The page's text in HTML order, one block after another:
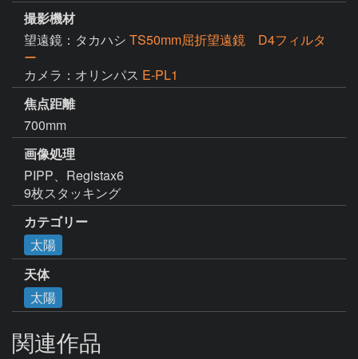
撮影機材
望遠鏡：タカハシ TS50mm屈折望遠鏡 D4フィルタ
ー
カメラ：オリンパス E-PL1
焦点距離
700mm
画像処理
PIPP、Registax6
9枚スタッキング
カテゴリー
太陽
天体
太陽
関連作品